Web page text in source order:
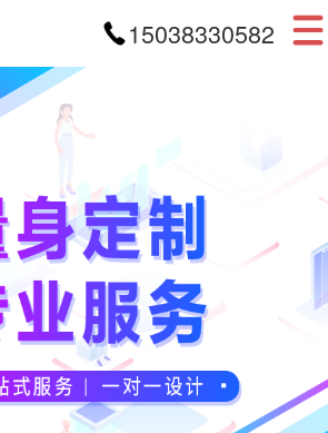
15038330582
首页
APP开发
小程序开发
案例展示
新闻资讯
关于我们